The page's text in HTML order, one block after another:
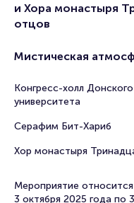
и Хора монастыря
отцов
Мистическая
Конгресс-холл
университета
Серафим Бит-Хариб
Хор монастыря
Мероприятие
3 октября 2025 года по